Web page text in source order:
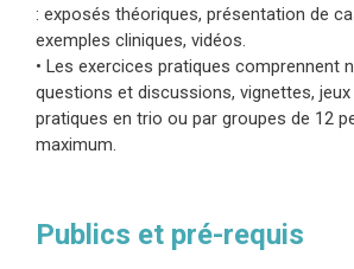
: exposés théoriques, présentation de
exemples cliniques, vidéos.
• Les exercices pratiques comprennent
questions et discussions, vignettes,
pratiques en trio ou par groupes de 12
maximum.
Publics et pré-requis